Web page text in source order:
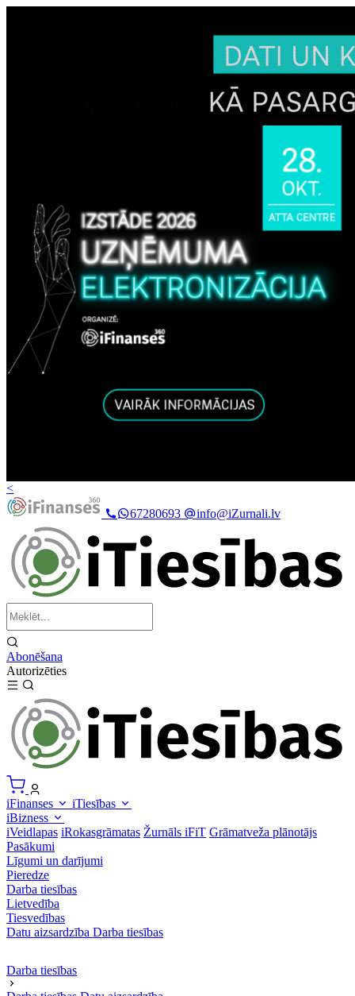
<
67280693
info@iZurnali.lv
Abonēšana
Autorizēties
iFinanses
iTiesības
iBizness
iVeidlapas iRokasgrāmatas Žurnāls iFiT Grāmatveža plānotājs
Pasākumi
Līgumi un darījumi
Pieredze
Darba tiesības
Lietvedība
Tiesvedības
Datu aizsardzība Darba tiesības
Darba tiesības